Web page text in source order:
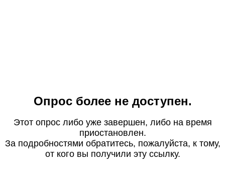
Опрос более не доступен.
Этот опрос либо уже завершен, либо на время
приостановлен.
За подробностями обратитесь, пожалуйста, к тому,
от кого вы получили эту ссылку.